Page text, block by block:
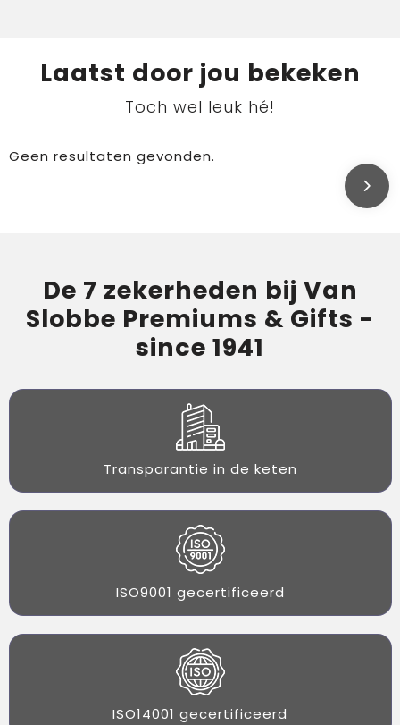
Laatst door jou bekeken
Toch wel leuk hé!
Geen resultaten gevonden.
De 7 zekerheden bij Van
Slobbe Premiums & Gifts -
since 1941
Transparantie in de keten
ISO9001 gecertificeerd
ISO14001 gecertificeerd